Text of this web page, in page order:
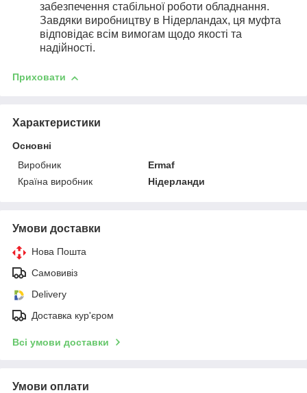
забезпечення стабільної роботи обладнання.
Завдяки виробництву в Нідерландах, ця муфта
відповідає всім вимогам щодо якості та
надійності.
Приховати
Характеристики
Основні
Виробник
Ermaf
Країна виробник
Нідерланди
Умови доставки
Нова Пошта
Самовивіз
Delivery
Доставка кур'єром
Всі умови доставки
Умови оплати